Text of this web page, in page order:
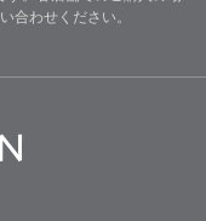
合わせください。